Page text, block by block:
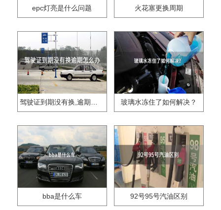
epc灯亮是什么问题 火花塞更换周期
驾驶证到期没有换,逾期怎么办?? 玻璃水冻住了如何解决？
bba是什么车 92号95号汽油区别